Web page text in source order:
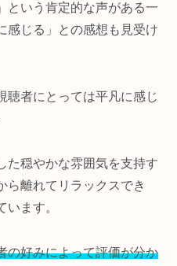
という肯定的な声がある一
感じる」との感想も見受け
聴者にとっては平凡に感じ
た穏やかな雰囲気を支持す
ら離れてリラックスでき
います。
の好みによって評価が分か